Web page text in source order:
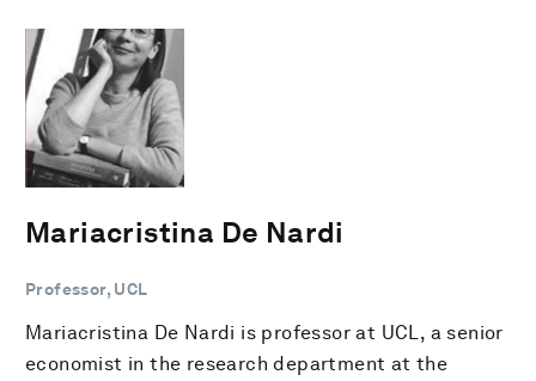
Mariacristina De Nardi
Professor, UCL
Mariacristina De Nardi is professor at UCL, a senior
economist in the research department at the